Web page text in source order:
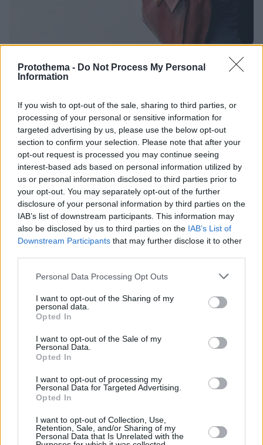
Protothema - Do Not Process My Personal
Information
If you wish to opt-out of the sale, sharing to third parties, or
processing of your personal or sensitive information for
targeted advertising by us, please use the below opt-out
section to confirm your selection. Please note that after your
opt-out request is processed you may continue seeing
interest-based ads based on personal information utilized by
us or personal information disclosed to third parties prior to
your opt-out. You may separately opt-out of the further
disclosure of your personal information by third parties on the
IAB’s list of downstream participants. This information may
also be disclosed by us to third parties on the IAB’s List of
Downstream Participants that may further disclose it to other
Please note that this website/app uses one or more Google
not limited to your visit or usage behaviour. You may click to
grant or deny consent to Google and its third-party tags to
use your data for below specified purposes in below Google
consent section.
Personal Data Processing Opt Outs
I want to opt-out of the Sharing of my
personal data.
Opted In
I want to opt-out of the Sale of my
Personal Data.
Opted In
I want to opt-out of processing my
Personal Data for Targeted Advertising.
Opted In
I want to opt-out of Collection, Use,
Retention, Sale, and/or Sharing of my
Personal Data that Is Unrelated with the
«Ημέρα Καριέρας ΟΑΕΔ» στις 16 Απριλίου στον Πειραιά
Εξήντα και πλέον επιχειρήσεις προσφέρουν πάνω
από 2.000 θέσεις εργασίας
01.04.2022, 13:14